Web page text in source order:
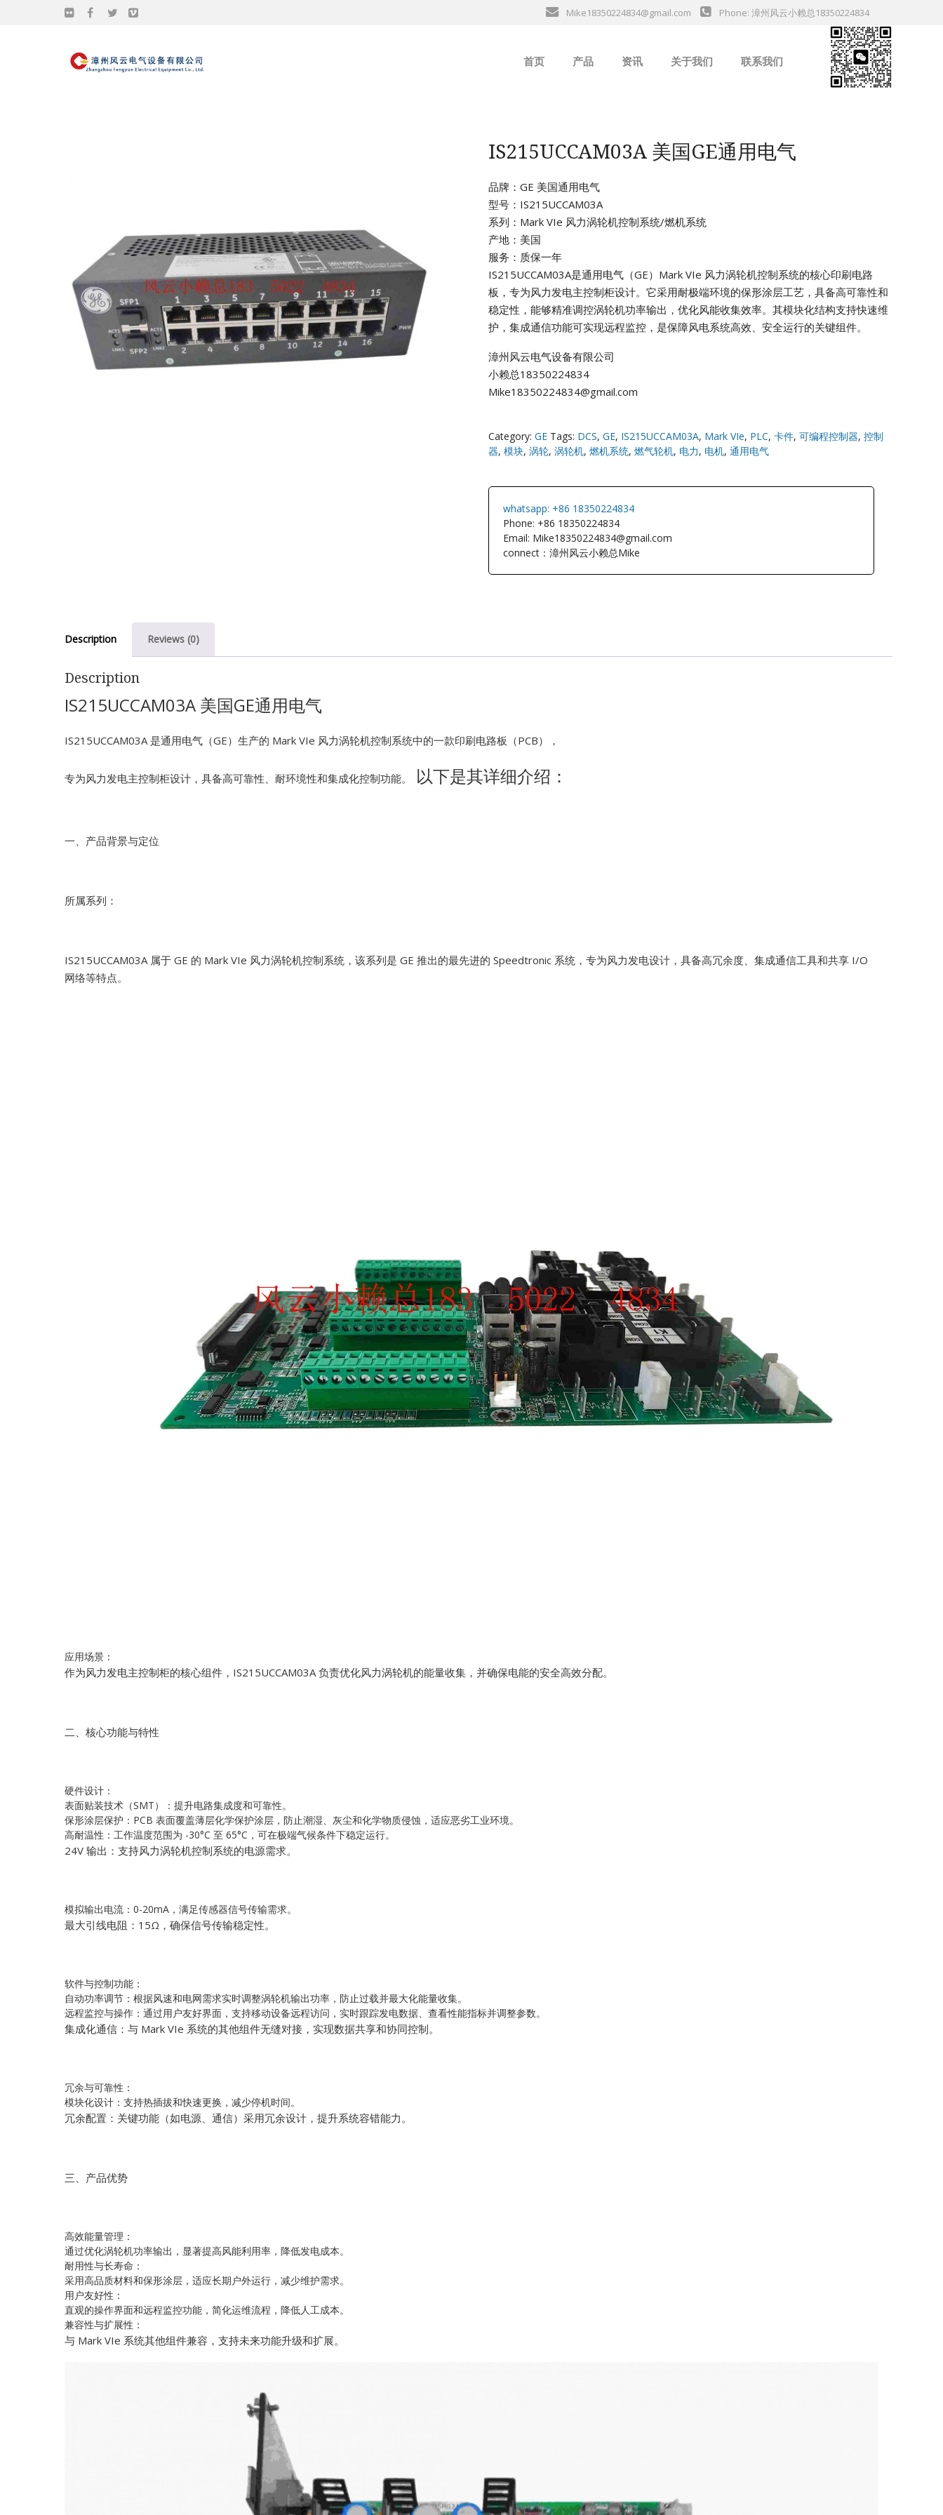
Mike18350224834@gmail.com Phone: 漳州风云小赖总18350224834
首页 产品
EMERSON
AMAT
Bently Nevada
EATON
Enterasys
EPRO
FOXBORO
HIMA
Kawasaki
SCHNEIDER
资讯 关于我们 联系我们
IS215UCCAM03A 美国GE通用电气
品牌：GE 美国通用电气
型号：IS215UCCAM03A
系列：Mark VIe 风力涡轮机控制系统/燃机系统
产地：美国
服务：质保一年
IS215UCCAM03A是通用电气（GE）Mark VIe 风力涡轮机控制系统的核心印刷电路
板，专为风力发电主控制柜设计。它采用耐极端环境的保形涂层工艺，具备高可靠性和
稳定性，能够精准调控涡轮机功率输出，优化风能收集效率。其模块化结构支持快速维
护，集成通信功能可实现远程监控，是保障风电系统高效、安全运行的关键组件。
漳州风云电气设备有限公司
小赖总18350224834
Mike18350224834@gmail.com
Category: GE Tags: DCS, GE, IS215UCCAM03A, Mark VIe, PLC, 卡件, 可编程控制器, 控制
器, 模块, 涡轮, 涡轮机, 燃机系统, 燃气轮机, 电力, 电机, 通用电气
whatsapp: +86 18350224834
Phone: +86 18350224834
Email: Mike18350224834@gmail.com
connect：漳州风云小赖总Mike
Description Reviews (0)
Description
IS215UCCAM03A 美国GE通用电气
IS215UCCAM03A 是通用电气（GE）生产的 Mark VIe 风力涡轮机控制系统中的一款印刷电路板（PCB），
专为风力发电主控制柜设计，具备高可靠性、耐环境性和集成化控制功能。 以下是其详细介绍：
一、产品背景与定位
所属系列：
IS215UCCAM03A 属于 GE 的 Mark VIe 风力涡轮机控制系统，该系列是 GE 推出的最先进的 Speedtronic 系统，专为风力发电设计，具备高冗余度、集成通信工具和共享 I/O
网络等特点。
应用场景：
作为风力发电主控制柜的核心组件，IS215UCCAM03A 负责优化风力涡轮机的能量收集，并确保电能的安全高效分配。
二、核心功能与特性
硬件设计：
表面贴装技术（SMT）：提升电路集成度和可靠性。
保形涂层保护：PCB 表面覆盖薄层化学保护涂层，防止潮湿、灰尘和化学物质侵蚀，适应恶劣工业环境。
高耐温性：工作温度范围为 -30°C 至 65°C，可在极端气候条件下稳定运行。
24V 输出：支持风力涡轮机控制系统的电源需求。
模拟输出电流：0-20mA，满足传感器信号传输需求。
最大引线电阻：15Ω，确保信号传输稳定性。
软件与控制功能：
自动功率调节：根据风速和电网需求实时调整涡轮机输出功率，防止过载并最大化能量收集。
远程监控与操作：通过用户友好界面，支持移动设备远程访问，实时跟踪发电数据、查看性能指标并调整参数。
集成化通信：与 Mark VIe 系统的其他组件无缝对接，实现数据共享和协同控制。
冗余与可靠性：
模块化设计：支持热插拔和快速更换，减少停机时间。
冗余配置：关键功能（如电源、通信）采用冗余设计，提升系统容错能力。
三、产品优势
高效能量管理：
通过优化涡轮机功率输出，显著提高风能利用率，降低发电成本。
耐用性与长寿命：
采用高品质材料和保形涂层，适应长期户外运行，减少维护需求。
用户友好性：
直观的操作界面和远程监控功能，简化运维流程，降低人工成本。
兼容性与扩展性：
与 Mark VIe 系统其他组件兼容，支持未来功能升级和扩展。